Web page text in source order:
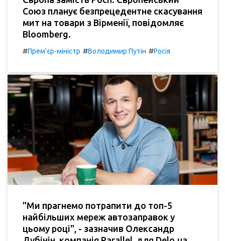
Союз планує безпрецедентне скасування
мит на товари з Вірменії, повідомляє
Bloomberg.
#Прем'єр-міністр #Володимир Путін #Росія
"Ми прагнемо потрапити до топ-5
найбільших мереж автозаправок у
цьому році", - зазначив Олександр